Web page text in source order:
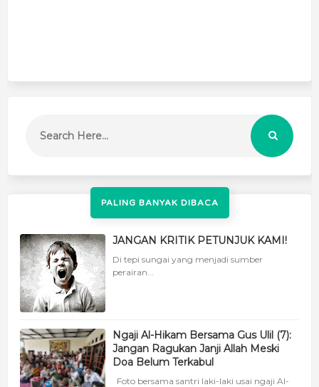
PALING BANYAK DIBACA
JANGAN KRITIK PETUNJUK KAMI!
Di tepi sungai yang menjadi sumber
perairan...
Ngaji Al-Hikam Bersama Gus Ulil (7):
Jangan Ragukan Janji Allah Meski
Doa Belum Terkabul
Foto bersama santri laki-laki usai ngaji Al-